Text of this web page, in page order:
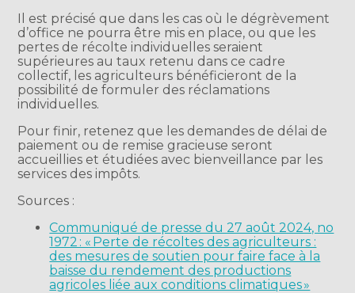
Il est précisé que dans les cas où le dégrèvement
d’office ne pourra être mis en place, ou que les
pertes de récolte individuelles seraient
supérieures au taux retenu dans ce cadre
collectif, les agriculteurs bénéficieront de la
possibilité de formuler des réclamations
individuelles.
Pour finir, retenez que les demandes de délai de
paiement ou de remise gracieuse seront
accueillies et étudiées avec bienveillance par les
services des impôts.
Sources :
Communiqué de presse du 27 août 2024, no
1972 : « Perte de récoltes des agriculteurs :
des mesures de soutien pour faire face à la
baisse du rendement des productions
agricoles liée aux conditions climatiques »